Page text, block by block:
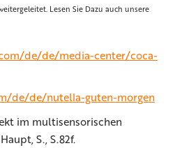
Lesen Sie Dazu auch unsere
de/de/media-center/coca-
de/de/nutella-guten-morgen
im multisensorischen
S., S.82f.